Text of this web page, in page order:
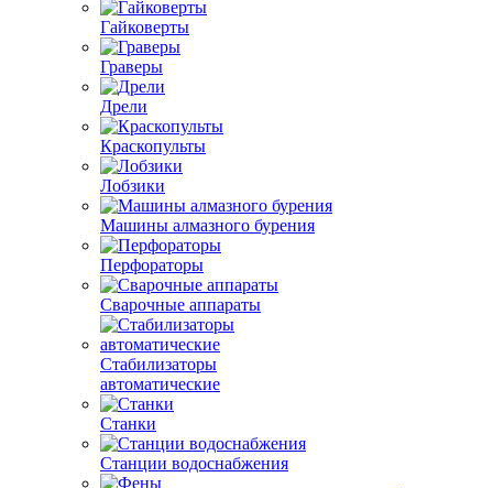
Гайковерты
Граверы
Дрели
Краскопульты
Лобзики
Машины алмазного бурения
Перфораторы
Сварочные аппараты
Стабилизаторы
автоматические
Станки
Станции водоснабжения